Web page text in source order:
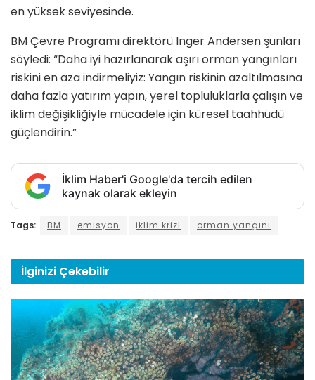
en yüksek seviyesinde.
BM Çevre Programı direktörü Inger Andersen şunları
söyledi: “Daha iyi hazırlanarak aşırı orman yangınları
riskini en aza indirmeliyiz: Yangın riskinin azaltılmasına
daha fazla yatırım yapın, yerel topluluklarla çalışın ve
iklim değişikliğiyle mücadele için küresel taahhüdü
güçlendirin.”
İklim Haber'i Google'da tercih edilen
kaynak olarak ekleyin
Tags: BM emisyon iklim krizi orman yangını
İlginizi Çekebilir